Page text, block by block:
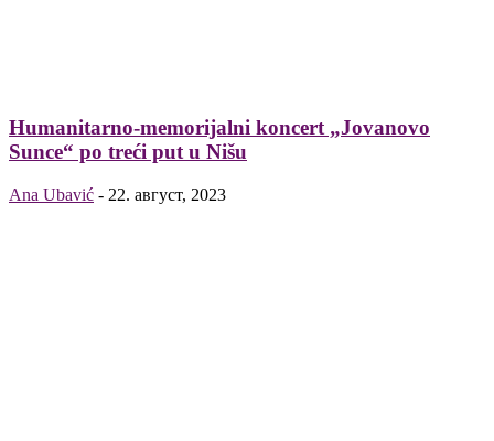
Humanitarno-memorijalni koncert „Jovanovo
Sunce“ po treći put u Nišu
Ana Ubavić - 22. август, 2023